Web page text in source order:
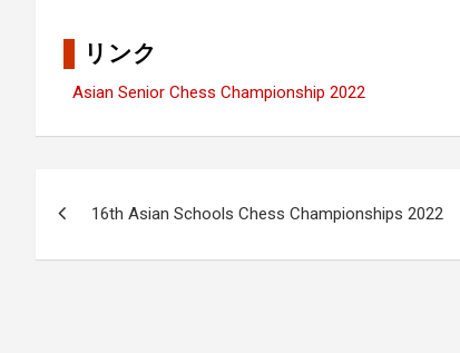
リンク
Asian Senior Chess Championship 2022
16th Asian Schools Chess Championships 2022